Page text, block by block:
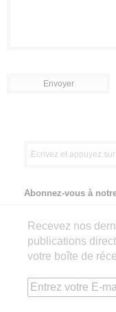
Abonnez-vous à
Recevez nos
publications
votre boîte de